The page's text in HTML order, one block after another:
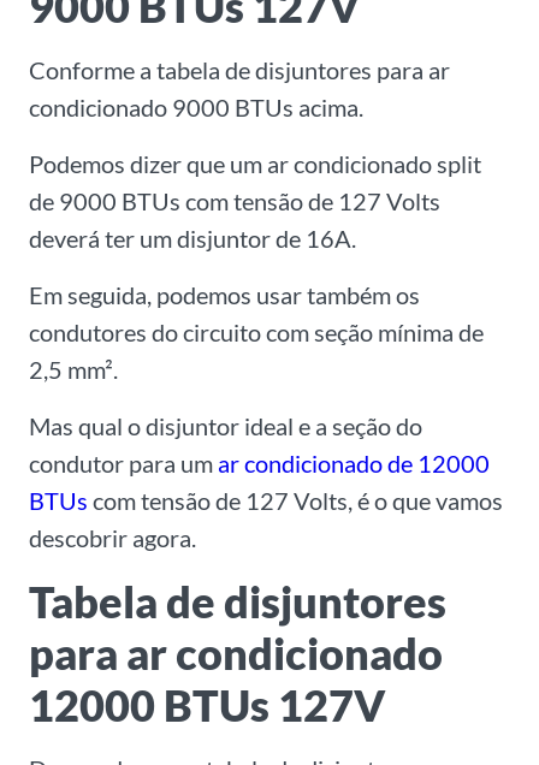
Conforme a tabela de disjuntores para ar
condicionado 9000 BTUs acima.
Podemos dizer que um ar condicionado split
de 9000 BTUs com tensão de 127 Volts
deverá ter um disjuntor de 16A.
Em seguida, podemos usar também os
condutores do circuito com seção mínima de
2,5 mm².
Mas qual o disjuntor ideal e a seção do
condutor para um ar condicionado de 12000
BTUs com tensão de 127 Volts, é o que vamos
descobrir agora.
Tabela de disjuntores
para ar condicionado
12000 BTUs 127V